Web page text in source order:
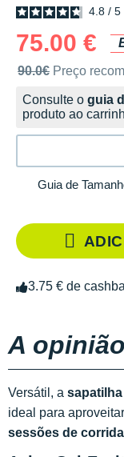
4.8 / 5
75.00 €
Preço de venda
90.0€ Preço
Consulte o guia
produto ao
Guia de
3.75 € de
A
Versátil, a sapatilha
ideal para
sessões de corrida